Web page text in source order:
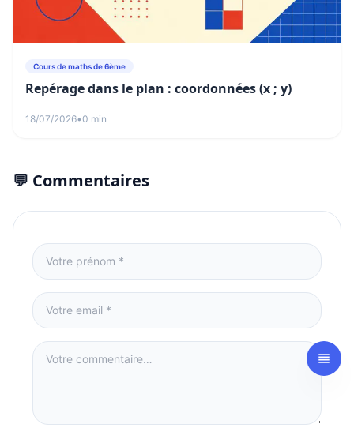
Cours de maths de 6ème
Repérage dans le plan : coordonnées (x ; y)
18/07/2026•0 min
💬 Commentaires